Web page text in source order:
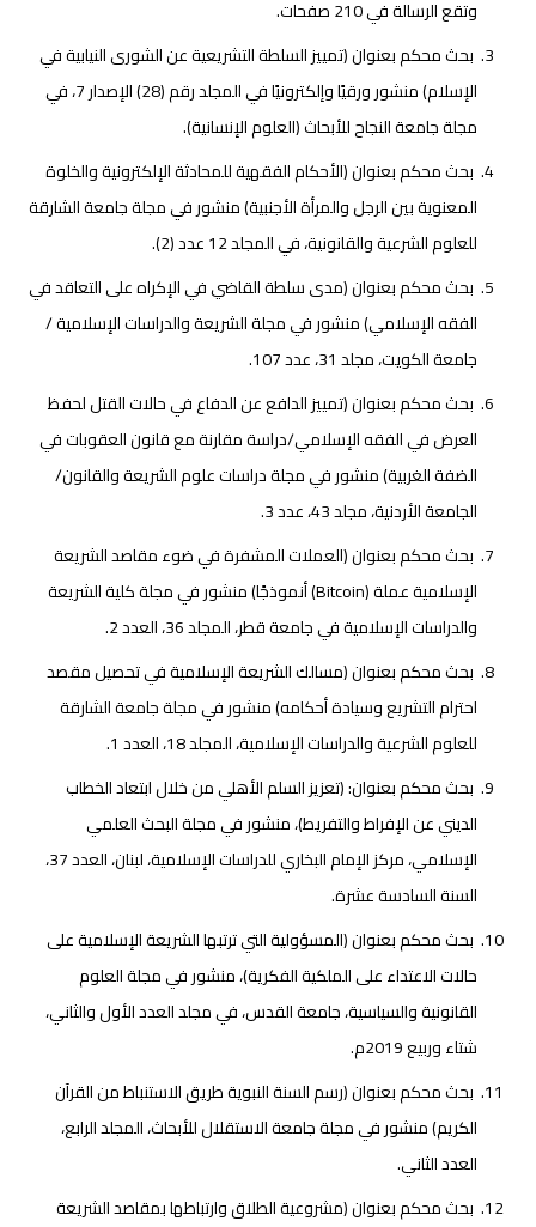
وتقع الرسالة في 210 صفحات.
بحث محكم بعنوان (تمييز السلطة التشريعية عن الشورى النيابية في
الإسلام) منشور ورقيًا وإلكترونيًا في المجلد رقم (28) الإصدار 7، في
مجلة جامعة النجاح للأبحاث (العلوم الإنسانية).
بحث محكم بعنوان (الأحكام الفقهية للمحادثة الإلكترونية والخلوة
المعنوية بين الرجل والمرأة الأجنبية) منشور في مجلة جامعة الشارقة
للعلوم الشرعية والقانونية، في المجلد 12 عدد (2).
بحث محكم بعنوان (مدى سلطة القاضي في الإكراه على التعاقد في
الفقه الإسلامي) منشور في مجلة الشريعة والدراسات الإسلامية /
جامعة الكويت، مجلد 31، عدد 107.
بحث محكم بعنوان (تمييز الدافع عن الدفاع في حالات القتل لحفظ
العرض في الفقه الإسلامي/دراسة مقارنة مع قانون العقوبات في
الضفة الغربية) منشور في مجلة دراسات علوم الشريعة والقانون/
الجامعة الأردنية، مجلد 43، عدد 3.
بحث محكم بعنوان (العملات المشفرة في ضوء مقاصد الشريعة
الإسلامية عملة (Bitcoin) أنموذجًا) منشور في مجلة كلية الشريعة
والدراسات الإسلامية في جامعة قطر، المجلد 36، العدد 2.
بحث محكم بعنوان (مسالك الشريعة الإسلامية في تحصيل مقصد
احترام التشريع وسيادة أحكامه) منشور في مجلة جامعة الشارقة
للعلوم الشرعية والدراسات الإسلامية، المجلد 18، العدد 1.
بحث محكم بعنوان: (تعزيز السلم الأهلي من خلال ابتعاد الخطاب
الديني عن الإفراط والتفريط)، منشور في مجلة البحث العلمي
الإسلامي، مركز الإمام البخاري للدراسات الإسلامية، لبنان، العدد 37،
السنة السادسة عشرة.
بحث محكم بعنوان (المسؤولية التي ترتبها الشريعة الإسلامية على
حالات الاعتداء على الملكية الفكرية)، منشور في مجلة العلوم
القانونية والسياسية، جامعة القدس، في مجلد العدد الأول والثاني،
شتاء وربيع 2019م.
بحث محكم بعنوان (رسم السنة النبوية طريق الاستنباط من القرآن
الكريم) منشور في مجلة جامعة الاستقلال للأبحاث، المجلد الرابع،
العدد الثاني.
بحث محكم بعنوان (مشروعية الطلاق وارتباطها بمقاصد الشريعة